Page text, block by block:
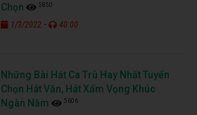
Chọn
5850
1/3/2022 - 40:00
Những Bài Hát Ca Trù Hay Nhất Tuyển
Chọn Hát Văn, Hát Xẩm Vọng Khúc
Ngàn Năm
5606